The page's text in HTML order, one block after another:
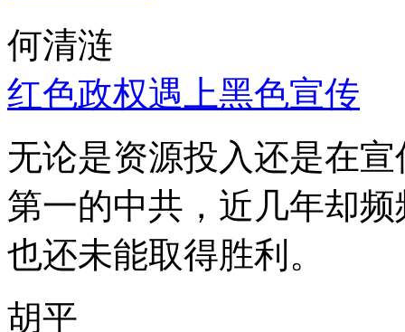
何清涟
红色政权遇上黑色宣传
无论是资源投入还是在
第一的中共，近几年却
也还未能取得胜利。
胡平